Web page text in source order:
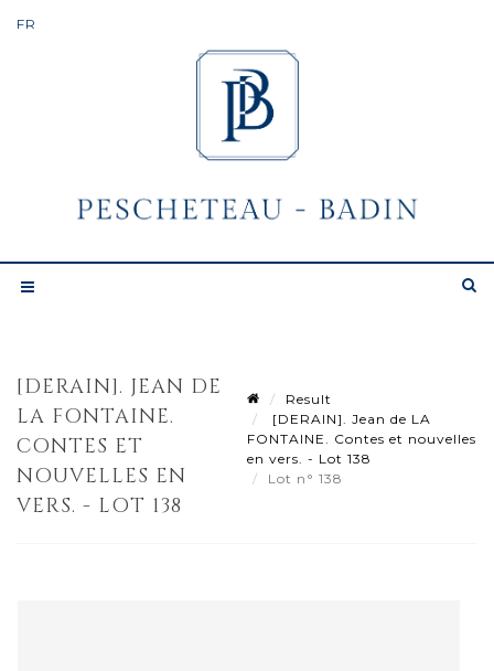
[DERAIN]. JEAN DE
LA FONTAINE.
CONTES ET
NOUVELLES EN
VERS. - LOT 138
Result
[DERAIN]. Jean de LA
FONTAINE. Contes et nouvelles
en vers. - Lot 138
Lot n° 138